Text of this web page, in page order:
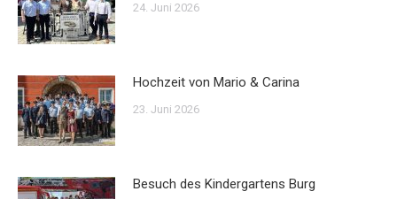
24. Juni 2026
Hochzeit von Mario & Carina
23. Juni 2026
Besuch des Kindergartens Burg